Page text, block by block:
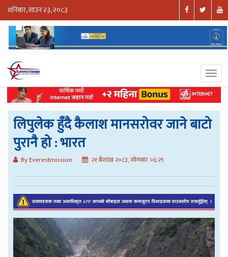
शनिबार, साउन २३, २०८३
लिपुलेक हुँदै कैलाश मानसरोवर जाने बाटो
पुरानै हो : भारत
By Everestmission २१ बैशाख २०८३, सोमबार ०६:२९